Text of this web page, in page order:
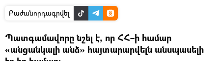
Բաժանորդագրվել
Պատգամավորը նշել է, որ ՀՀ–ի համար
«անցանկալի անձ» հայտարարվելն անսպասելի